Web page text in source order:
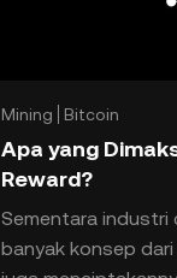
Mining Bitcoin
Apa yang
Reward?
Sementara
banyak konsep